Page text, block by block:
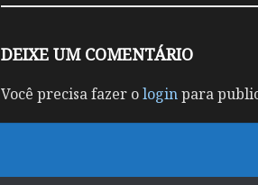
DEIXE UM COMENTÁRIO
Você precisa fazer ologinpara